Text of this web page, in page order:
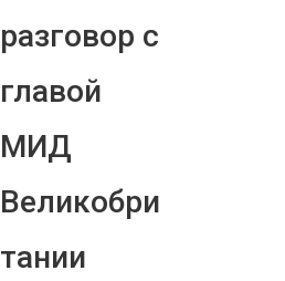
разговор с
главой
МИД
Великобри
тании